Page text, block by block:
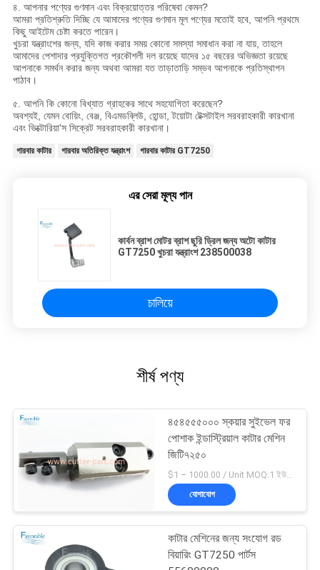
৪. আপনার পণ্যের গুণমান এবং বিক্রয়োত্তর পরিষেবা কেমন?
আমরা প্রতিশ্রুতি দিচ্ছি যে আমাদের পণ্যের গুণমান মূল পণ্যের মতোই হবে, আপনি প্রথমে
কিছু আইটেম চেষ্টা করতে পারেন।
খুচরা যন্ত্রাংশের জন্য, যদি কাজ করার সময় কোনো সমস্যা সমাধান করা না যায়, তাহলে
আমাদের পেশাদার প্রযুক্তিগত প্রকৌশলী দল রয়েছে যাদের ১৫ বছরের অভিজ্ঞতা রয়েছে
আপনাকে সমর্থন করার জন্য অথবা আমরা যত তাড়াতাড়ি সম্ভব আপনাকে প্রতিস্থাপন
পাঠাব।
৫. আপনি কি কোনো বিখ্যাত গ্রাহকের সাথে সহযোগিতা করেছেন?
অবশ্যই, যেমন বোয়িং, বেঞ্জ, বিএমডব্লিউ, হোন্ডা, টয়োটা টেক্সটাইল সরবরাহকারী কারখানা
এবং ভিক্টোরিয়া'স সিক্রেট সরবরাহকারী কারখানা।
গারবার কাটার গারবার অতিরিক্ত যন্ত্রাংশ গারবার কাটার GT7250
এর সেরা মূল্য পান
কার্বন ব্রাশ মোটর ব্রাশ ছুরি ড্রিল জন্য অটো কাটার
GT7250 খুচরা যন্ত্রাংশ 238500038
চালিয়ে
শীর্ষ পণ্য
৪৫৪৫৫৫০০০ স্কয়ার সুইভেল ফর
পোশাক ইন্ডাস্ট্রিয়াল কাটার মেশিন
জিটি৭২৫০
যোগাযোগ
কাটার মেশিনের জন্য সংযোগ রড
বিয়ারিং GT7250 পার্টস